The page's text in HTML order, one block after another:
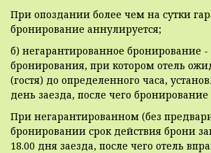
При опоздании более чем на сутки
бронирование аннулируется;
б) негарантированное бронирование
бронирования, при котором отель
(гостя) до определенного часа,
день заезда, после чего
При негарантированном (без
бронировании срок действия брони
18.00 дня заезда, после чего отель